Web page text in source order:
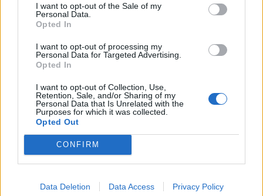
I want to opt-out of the Sale of my
Personal Data.
Opted In
I want to opt-out of processing my
Personal Data for Targeted Advertising.
Opted In
I want to opt-out of Collection, Use,
Retention, Sale, and/or Sharing of my
Personal Data that Is Unrelated with the
Purposes for which it was collected.
Opted Out
CONFIRM
Data Deletion Data Access Privacy Policy
Kultur
Så sterkt, så ekte og så viktig
BILDESERIE